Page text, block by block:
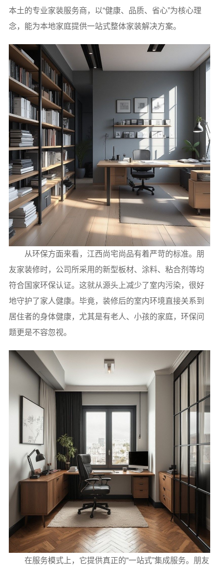
本土的专业家装服务商，以“健康、品质、省心”为核心理
念，能为本地家庭提供一站式整体家装解决方案。
从环保方面来看，江西尚宅尚品有着严苛的标准。朋
友家装修时，公司所采用的新型板材、涂料、粘合剂等均
符合国家环保认证。这就从源头上减少了室内污染，很好
地守护了家人健康。毕竟，装修后的室内环境直接关系到
居住者的身体健康，尤其是有老人、小孩的家庭，环保问
题更是不容忽视。
在服务模式上，它提供真正的“一站式”集成服务。朋友